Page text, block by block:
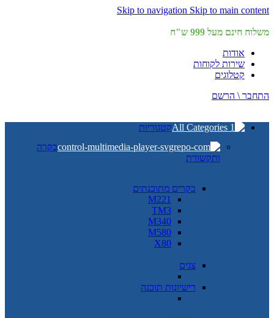
Skip to navigation Skip to main content
משלוח חינם מעל 999 ש"ח
אודות
שירות לקוחות
קטלוגים
התחבר \ הרשם
קטגוריות
בקרה
ותקשורת
בקרים מתוכנתים
M221
TM3
M340
M580
X80
צגים
רישיונות תוכנה